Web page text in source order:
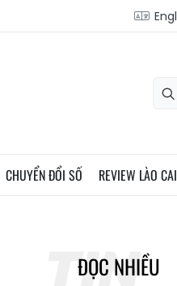
CHUYỂN ĐỔI SỐ REVIEW LÀO CAI
ĐỌC NHIỀU